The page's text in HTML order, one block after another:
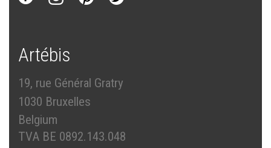
Artébis
19, rue Général Gratry
1030 Bruxelles
Belgium
TVA BE 0892.143.048